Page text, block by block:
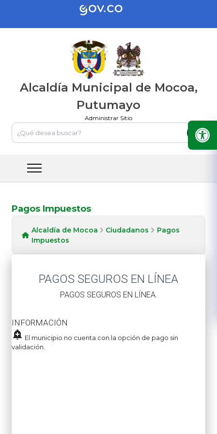
Alcaldía Municipal de Mocoa,
Putumayo
Administrar Sitio
Pagos Impuestos
Alcaldía de Mocoa Ciudadanos
Pagos
Impuestos
PAGOS SEGUROS EN LÍNEA
​PAGOS SEGUROS EN LÍNEA.
INFORMACIÓN
add_alert El municipio no cuenta con la opción de pago sin
validación.